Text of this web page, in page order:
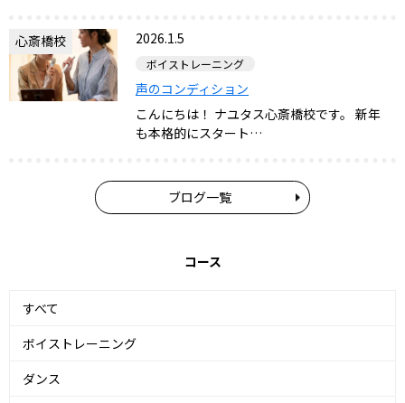
心斎橋校 2026.1.5
ボイストレーニング
声のコンディション
こんにちは！ ナユタス心斎橋校です。 新年
も本格的にスタート…
ブログ一覧
コース
すべて
ボイストレーニング
ダンス